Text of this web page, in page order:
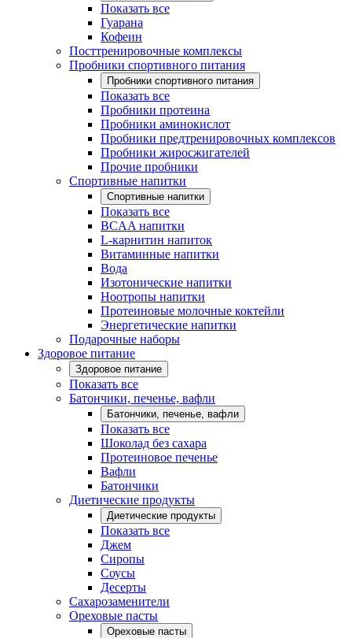
Показать все
Гуарана
Кофеин
Посттренировочные комплексы
Пробники спортивного питания
Пробники спортивного питания
Показать все
Пробники протеина
Пробники аминокислот
Пробники предтренировочных комплексов
Пробники жиросжигателей
Прочие пробники
Спортивные напитки
Спортивные напитки
Показать все
BCAA напитки
L-карнитин напиток
Витаминные напитки
Вода
Изотонические напитки
Ноотропы напитки
Протеиновые молочные коктейли
Энергетические напитки
Подарочные наборы
Здоровое питание
Здоровое питание
Показать все
Батончики, печенье, вафли
Батончики, печенье, вафли
Показать все
Шоколад без сахара
Протеиновое печенье
Вафли
Батончики
Диетические продукты
Диетические продукты
Показать все
Джем
Сиропы
Соусы
Десерты
Сахарозаменители
Ореховые пасты
Ореховые пасты